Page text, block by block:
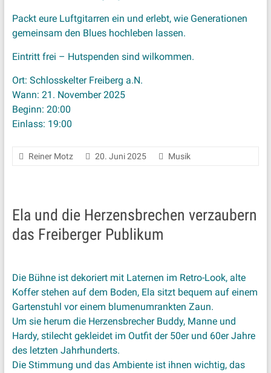
Packt eure Luftgitarren ein und erlebt, wie Generationen
gemeinsam den Blues hochleben lassen.
Eintritt frei – Hutspenden sind wilkommen.
Ort: Schlosskelter Freiberg a.N.
Wann: 21. November 2025
Beginn: 20:00
Einlass: 19:00
Reiner Motz 20. Juni 2025 Musik
Ela und die Herzensbrechen verzaubern
das Freiberger Publikum
Die Bühne ist dekoriert mit Laternen im Retro-Look, alte
Koffer stehen auf dem Boden, Ela sitzt bequem auf einem
Gartenstuhl vor einem blumenumrankten Zaun.
Um sie herum die Herzensbrecher Buddy, Manne und
Hardy, stilecht gekleidet im Outfit der 50er und 60er Jahre
des letzten Jahrhunderts.
Die Stimmung und das Ambiente ist ihnen wichtig, das